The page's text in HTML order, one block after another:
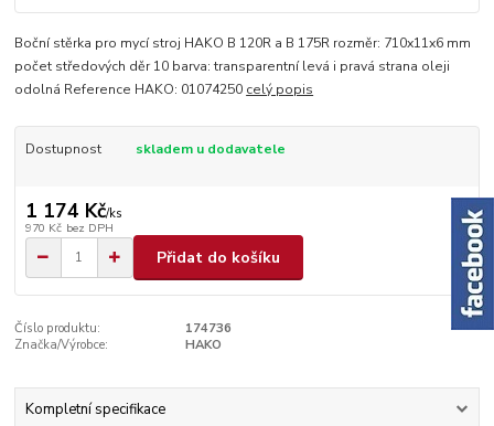
Boční stěrka pro mycí stroj HAKO B 120R a B 175R rozměr: 710x11x6 mm
počet středových děr 10 barva: transparentní levá i pravá strana oleji
odolná Reference HAKO: 01074250 celý popis
Dostupnost skladem u dodavatele
1 174 Kč/ks
970 Kč bez DPH
Přidat do košíku
Číslo produktu:
174736
Značka/Výrobce:
HAKO
Kompletní specifikace